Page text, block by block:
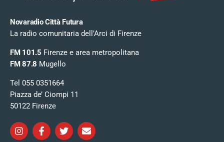
Novaradio Città Futura
La radio comunitaria dell’Arci di Firenze
FM 101.5 Firenze e area metropolitana
FM 87.8 Mugello
Tel 055 0351664
Piazza de’ Ciompi 11
50122 Firenze